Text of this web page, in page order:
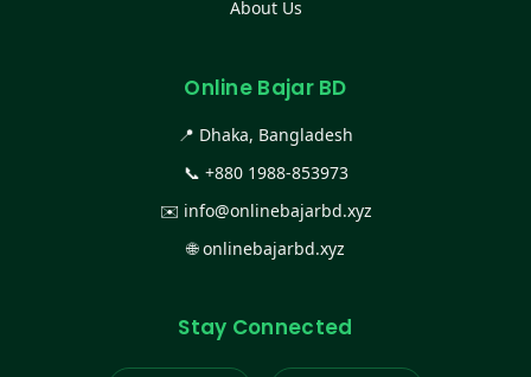
About Us
Online Bajar BD
📍 Dhaka, Bangladesh
📞 +880 1988-853973
✉️ info@onlinebajarbd.xyz
🌐onlinebajarbd.xyz
Stay Connected